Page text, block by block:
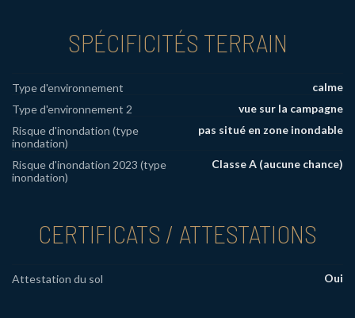
SPÉCIFICITÉS TERRAIN
Type d'environnement
calme
Type d'environnement 2
vue sur la campagne
Risque d'inondation (type
inondation)
pas situé en zone inondable
Risque d'inondation 2023 (type
inondation)
Classe A (aucune chance)
CERTIFICATS / ATTESTATIONS
Attestation du sol Oui